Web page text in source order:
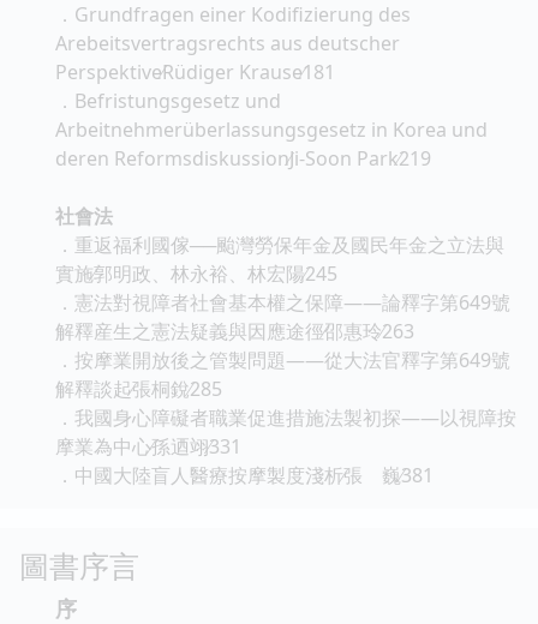
．Grundfragen einer Kodifizierung des
Arebeitsvertragsrechts aus deutscher
Perspektive∕Rüdiger Krause∕181
．Befristungsgesetz und
Arbeitnehmerüberlassungsgesetz in Korea und
deren Reformsdiskussion∕Ji-Soon Park∕219
社會法
．重返福利國傢──颱灣勞保年金及國民年金之立法與
實施∕郭明政、林永裕、林宏陽∕245
．憲法對視障者社會基本權之保障——論釋字第649號
解釋産生之憲法疑義與因應途徑∕邵惠玲∕263
．按摩業開放後之管製問題——從大法官釋字第649號
解釋談起∕張桐銳∕285
．我國身心障礙者職業促進措施法製初探——以視障按
摩業為中心∕孫迺翊∕331
．中國大陸盲人醫療按摩製度淺析∕張 巍∕381
圖書序言
序